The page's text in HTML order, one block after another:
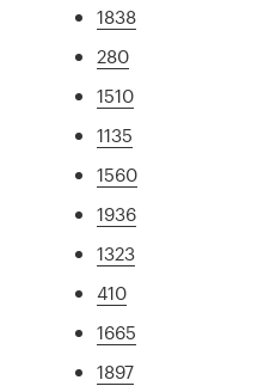
1838
280
1510
1135
1560
1936
1323
410
1665
1897